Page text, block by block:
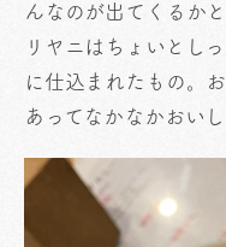
んなのが出てくるか
リヤニはちょいとし
に仕込まれたもの。
あってなかなかおいし